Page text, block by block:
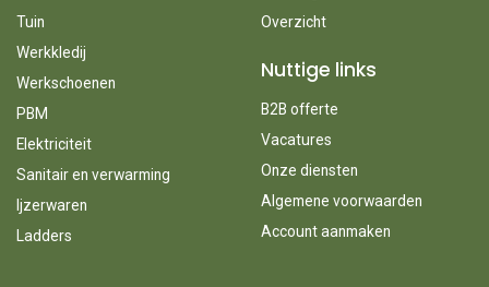
Tuin
Werkkledij
Werkschoenen
PBM
Elektriciteit
Sanitair en verwarming
Ijzerwaren
Ladders
Overzicht
Nuttige links
B2B offerte
Vacatures
Onze diensten
Algemene voorwaarden
Account aanmaken